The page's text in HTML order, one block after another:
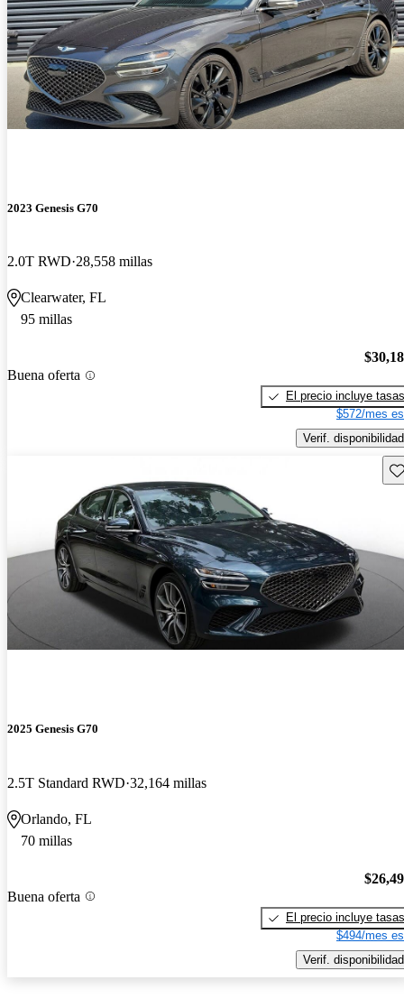
2023 Genesis G70
2.0T RWD 28,558 millas
Clearwater, FL
95 millas
Buena oferta
El precio incluye tasas
$572/mes
Verif. disponibilidad
2025 Genesis G70
2.5T Standard RWD 32,164 millas
Orlando, FL
70 millas
Buena oferta
El precio incluye tasas
$494/mes
Verif. disponibilidad